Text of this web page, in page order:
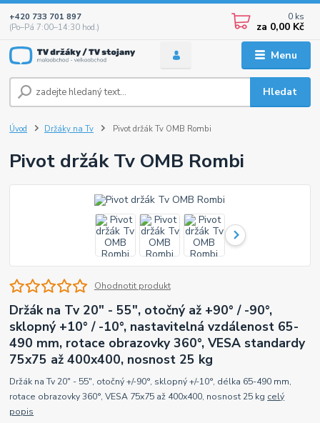
Menu
Hledat
+420 733 701 897
(Po–Pá 7:00–14:30 hod.)
0 ks
za 0,00 Kč
Úvod Držáky na Tv Pivot držák Tv OMB Rombi
Pivot držák Tv OMB Rombi
Ohodnotit produkt
Držák na Tv 20" - 55", otočný až +90° / -90°,
sklopný +10° / -10°, nastavitelná vzdálenost 65-
490 mm, rotace obrazovky 360°, VESA standardy
75x75 až 400x400, nosnost 25 kg
Držák na Tv 20" - 55", otočný +/-90°, sklopný +/-10°, délka 65-490 mm,
rotace obrazovky 360°, VESA 75x75 až 400x400, nosnost 25 kg celý
popis